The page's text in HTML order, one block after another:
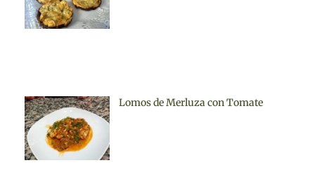
Lomos de Merluza con Tomate